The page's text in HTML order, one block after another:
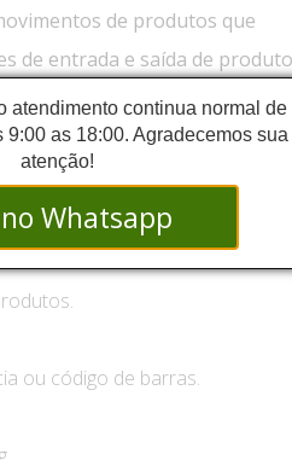
atendimento continua normal de
9:00 as 18:00. Agradecemos sua
atenção!
Whatsapp
de produtos que
de entrada e saída de
são:
no inventário.
ou código de barras.